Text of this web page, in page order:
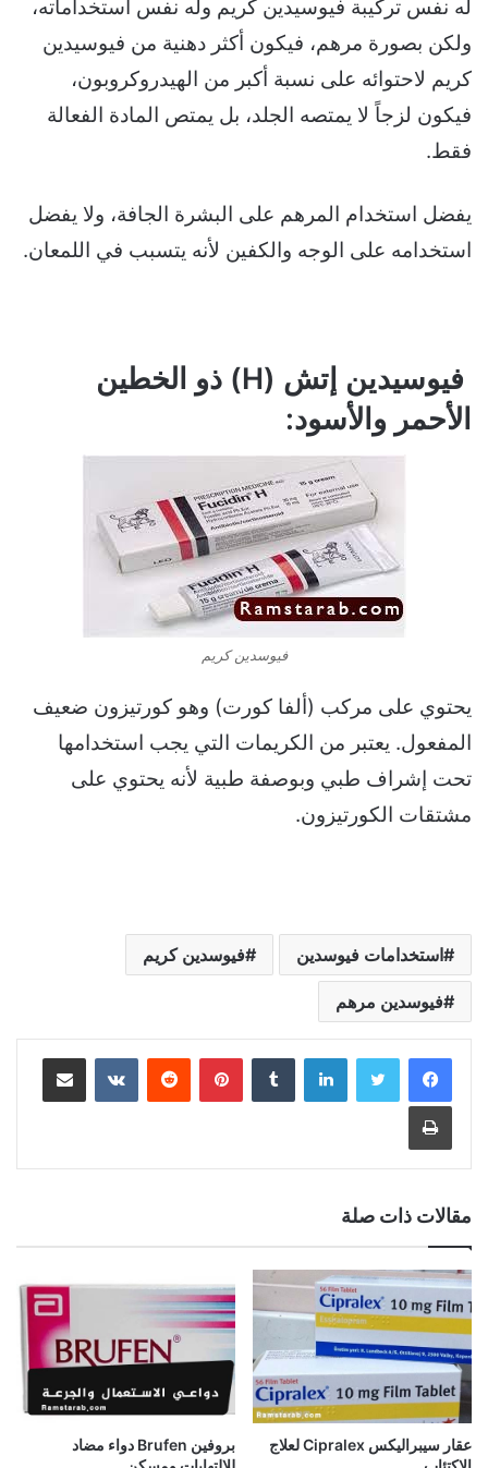
له نفس تركيبة فيوسيدين كريم وله نفس استخداماته،
ولكن بصورة مرهم، فيكون أكثر دهنية من فيوسيدين
كريم لاحتوائه على نسبة أكبر من الهيدروكروبون،
فيكون لزجاً لا يمتصه الجلد، بل يمتص المادة الفعالة
فقط.
يفضل استخدام المرهم على البشرة الجافة، ولا يفضل
استخدامه على الوجه والكفين لأنه يتسبب في اللمعان.
فيوسيدين إتش (H) ذو الخطين
الأحمر والأسود:
فيوسدين كريم
يحتوي على مركب (ألفا كورت) وهو كورتيزون ضعيف
المفعول. يعتبر من الكريمات التي يجب استخدامها
تحت إشراف طبي وبوصفة طبية لأنه يحتوي على
مشتقات الكورتيزون.
استخدامات فيوسدين فيوسدين كريم
فيوسدين مرهم
لينكدإن بينتيريست مشاركة عبر البريد
طباعة
مقالات ذات صلة
عقار سيبراليكس Cipralex لعلاج
بروفين Brufen دواء مضاد